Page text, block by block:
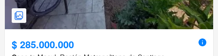
$ 285.000.000